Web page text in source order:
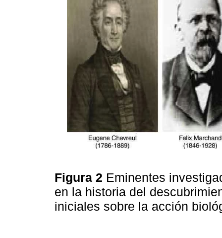
Figura 2 Eminentes
en la historia del
iniciales sobre la acción